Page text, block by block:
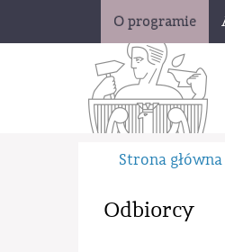
O programie
Strona główna
Odbiorcy